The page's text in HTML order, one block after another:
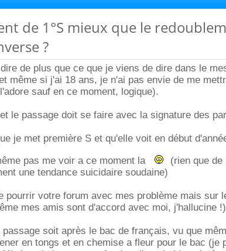
de 1°S mieux que le
?
de plus que ce que je viens de dire dans le
même si j'ai 18 ans, je n'ai pas envie de me
sauf en ce moment, logique).
le passage doit se faire avec la signature des
je met première S et qu'elle voit en début
pas me voir a ce moment la
(rien que
une tendance suicidaire soudaine)
pourrir votre forum avec mes problème mais sur
mes amis sont d'accord avec moi, j'hallucine !)
soit après le bac de français, vu que
en tongs et en chemise a fleur pour le bac (je